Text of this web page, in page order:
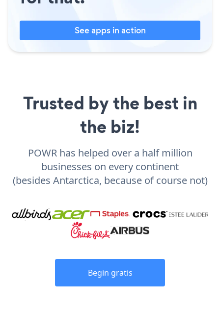
See apps in action
Trusted by the best in
the biz!
POWR has helped over a half million
businesses on every continent
(besides Antarctica, because of course not)
Begin gratis